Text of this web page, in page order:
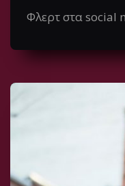
Φλερτ στα social